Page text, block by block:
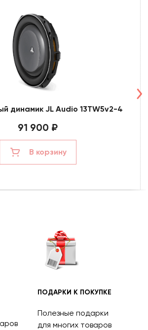
динамик JL Audio 13TW5v2-4
91 900 ₽
В корзину
ПОДАРКИ К ПОКУПКЕ
Полезные подарки
для многих товаров